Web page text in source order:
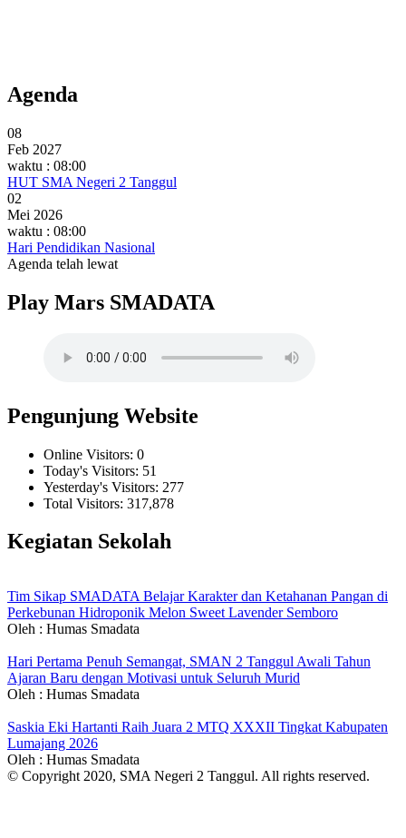
Agenda
08
Feb 2027
waktu : 08:00
HUT SMA Negeri 2 Tanggul
02
Mei 2026
waktu : 08:00
Hari Pendidikan Nasional
Agenda telah lewat
Play Mars SMADATA
Pengunjung Website
Online Visitors: 0
Today's Visitors: 51
Yesterday's Visitors: 277
Total Visitors: 317,878
Kegiatan Sekolah
Tim Sikap SMADATA Belajar Karakter dan Ketahanan Pangan di
Perkebunan Hidroponik Melon Sweet Lavender Semboro
Oleh : Humas Smadata
Hari Pertama Penuh Semangat, SMAN 2 Tanggul Awali Tahun
Ajaran Baru dengan Motivasi untuk Seluruh Murid
Oleh : Humas Smadata
Saskia Eki Hartanti Raih Juara 2 MTQ XXXII Tingkat Kabupaten
Lumajang 2026
Oleh : Humas Smadata
© Copyright 2020, SMA Negeri 2 Tanggul. All rights reserved.